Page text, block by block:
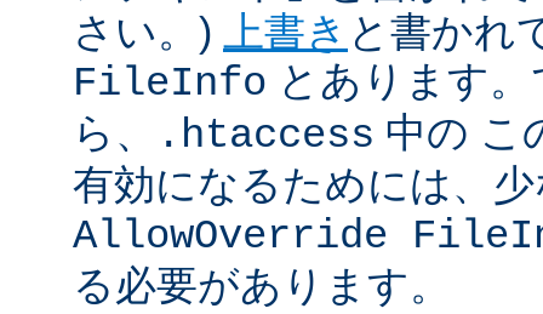
さい。)
上書き と書かれ
FileInfo とあります
ら、
.htaccess 中の こ
有効になるためには、
AllowOverride
る必要があります。